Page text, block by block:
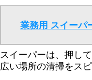
業務用 スイーパ
スイーパーは、押し
広い場所の清掃をス